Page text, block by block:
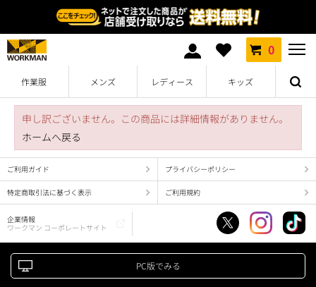
0
作業服 メンズ レディース キッズ
申し訳ございません。この商品には詳細情報がありません。
ホームへ戻る
ご利用ガイド プライバシーポリシー
特定商取引法に基づく表示 ご利用規約
企業情報
ワークマン コーポレートサイト
PC版でみる